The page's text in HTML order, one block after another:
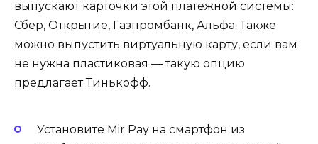
выпускают карточки этой платежной системы:
Сбер, Открытие, Газпромбанк, Альфа. Также
можно выпустить виртуальную карту, если вам
не нужна пластиковая — такую опцию
предлагает Тинькофф.
Установите Mir Pay на смартфон из